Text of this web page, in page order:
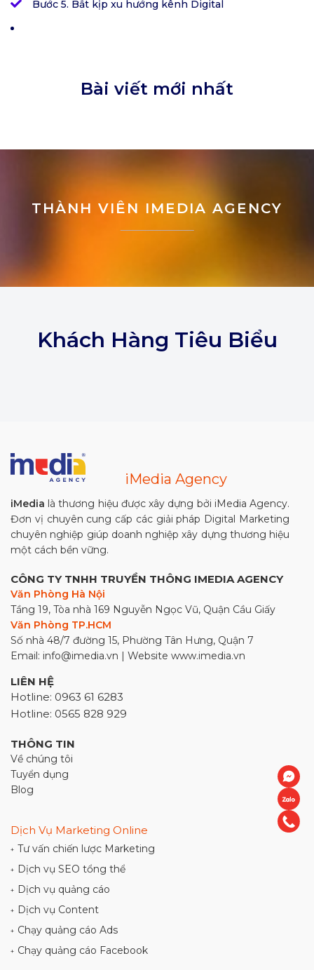
Bước 5. Bắt kịp xu hướng kênh Digital
Bài viết mới nhất
THÀNH VIÊN IMEDIA AGENCY
Khách Hàng Tiêu Biểu
iMedia Agency
iMedia là thương hiệu được xây dựng bởi iMedia Agency.
Đơn vị chuyên cung cấp các giải pháp Digital Marketing
chuyên nghiệp giúp doanh nghiệp xây dựng thương hiệu
một cách bền vững.
CÔNG TY TNHH TRUYỀN THÔNG IMEDIA AGENCY
Văn Phòng Hà Nội
Tầng 19, Tòa nhà 169 Nguyễn Ngọc Vũ, Quận Cầu Giấy
Văn Phòng TP.HCM
Số nhà 48/7 đường 15, Phường Tân Hưng, Quận 7
Email: info@imedia.vn | Website www.imedia.vn
LIÊN HỆ
Hotline: 0963 61 6283
Hotline: 0565 828 929
THÔNG TIN
Về chúng tôi
Tuyển dụng
Blog
Dịch Vụ Marketing Online
+ Tư vấn chiến lược Marketing
+ Dịch vụ SEO tổng thể
+ Dịch vụ quảng cáo
+ Dịch vụ Content
+ Chạy quảng cáo Ads
+ Chạy quảng cáo Facebook